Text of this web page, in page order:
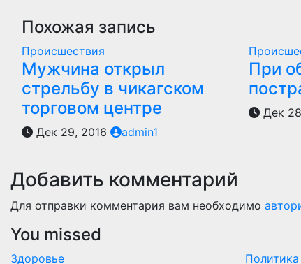
записям
Похожая запись
Происшествия
Мужчина открыл
стрельбу в чикагском
торговом центре
Дек 29, 2016 admin1
При
Дек
Добавить комментарий
Для отправки комментария вам необходимо
You missed
Здоровье Политика